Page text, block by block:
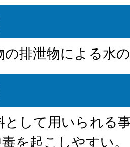
の排泄物による水
として用いられる
を起こしやすい。